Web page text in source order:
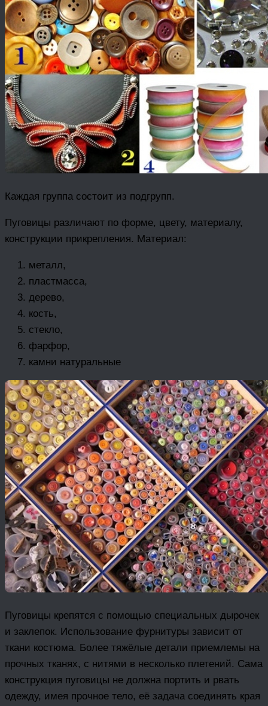
Каждая группа состоит из подгрупп.
Пуговицы различают по форме, цвету, материалу,
конструкции прикрепления. Материал:
металл,
пластмасса,
дерево,
кость,
стекло,
фарфор,
камни натуральные
Пуговицы крепятся с помощью специальных дырочек
и заклепок. Использование фурнитуры зависит от
ткани костюма. Более тяжёлые детали приемлемы на
прочных тканях, с нитями в несколько плетений. Сама
конструкция пуговицы не должна портить и рвать
одежду, имея прочное тело, её задача соединять края